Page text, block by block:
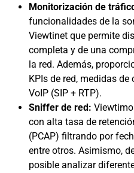
Monitorización de
funcionalidades de la
Viewtinet que permite
completa y de una
la red. Además,
KPIs de red, medidas
VoIP (SIP + RTP).
Sniffer de red:
con alta tasa de
(PCAP) filtrando por
entre otros. Asimismo,
posible analizar